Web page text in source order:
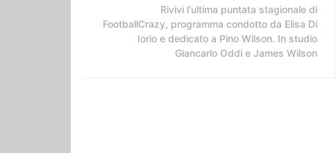
Rivivi l'ultima puntata stagionale di
FootballCrazy, programma condotto da Elisa Di
Iorio e dedicato a Pino Wilson. In studio
Giancarlo Oddi e James Wilson